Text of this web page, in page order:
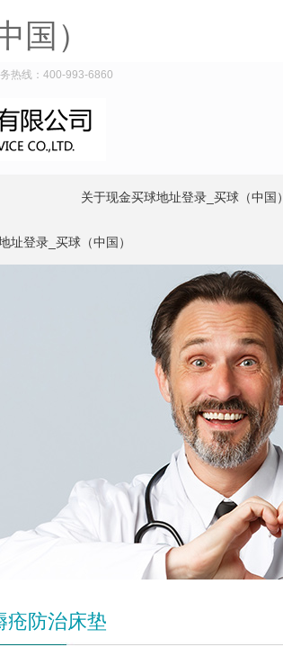
国）
热线：400-993-6860
关于现金买球地址登录_买球（中国）
址登录_买球（中国）
疮防治床垫